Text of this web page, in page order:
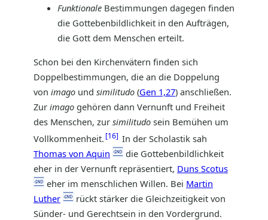
Funktionale Bestimmungen dagegen finden
die Gottebenbildlichkeit in den Aufträgen,
die Gott dem Menschen erteilt.
Schon bei den Kirchenvätern finden sich
Doppelbestimmungen, die an die Doppelung
von imago und similitudo (Gen 1,27) anschließen.
Zur imago gehören dann Vernunft und Freiheit
des Menschen, zur similitudo sein Bemühen um
Vollkommenheit. 16 In der Scholastik sah
Thomas von Aquin
die Gottebenbildlichkeit
eher in der Vernunft repräsentiert, Duns Scotus
eher im menschlichen Willen. Bei Martin
Luther
rückt stärker die Gleichzeitigkeit von
Sünder- und Gerechtsein in den Vordergrund.